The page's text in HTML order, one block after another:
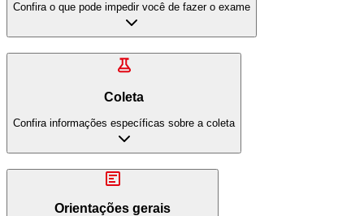
Confira o que pode impedir você de fazer o exame
Coleta
Confira informações específicas sobre a coleta
Orientações gerais